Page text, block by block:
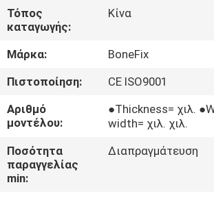
ΠΕΡΊΠΟΥ
ΕΜΕΊΣ
ΓΎΡΟΣ
ΕΡΓΟΣΤΑΣΊΩΝ
ΠΟΙΟΤΙΚΌΣ
ΈΛΕΓΧΟΣ
Τόπος
καταγωγής:
Κίνα
Μάρκα:
BoneFix
Πιστοποίηση:
CE ISO9001
Αριθμό
μοντέλου:
●Thickness= χιλ.
width= χιλ. χιλ.
Ποσότητα
παραγγελίας
min:
Διαπραγμάτευση